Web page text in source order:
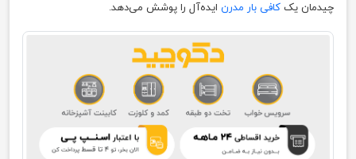
چیدمان یک کافی بار مدرن ایده‌آل را پوشش می‌دهد.